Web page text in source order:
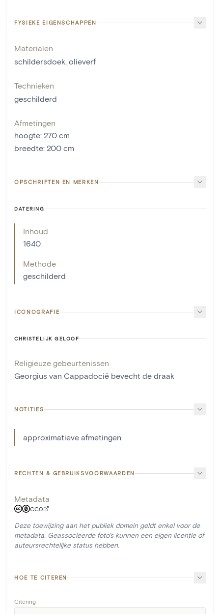
FYSIEKE EIGENSCHAPPEN
Materialen
schildersdoek, olieverf
Technieken
geschilderd
Afmetingen
hoogte: 270 cm
breedte: 200 cm
OPSCHRIFTEN EN MERKEN
DATERING
Inhoud
1640
Methode
geschilderd
ICONOGRAFIE
CHRISTELIJK GELOOF
Religieuze gebeurtenissen
Georgius van Cappadocië bevecht de draak
NOTITIES
approximatieve afmetingen
RECHTEN & GEBRUIKSVOORWAARDEN
Metadata
CC0
Deze toewijzing aan het publiek domein geldt enkel voor de
metadata. Geassocieerde foto's kunnen een eigen licentie of
auteursrechtelijke status hebben.
HOE TE CITEREN
Citering